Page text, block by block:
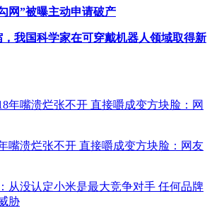
网”被曝主动申请破产
我国科学家在可穿戴机器人领域取得新
嘴溃烂张不开 直接嚼成变方块脸：网友